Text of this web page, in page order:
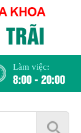
Làm việc:
8:00 - 20:00